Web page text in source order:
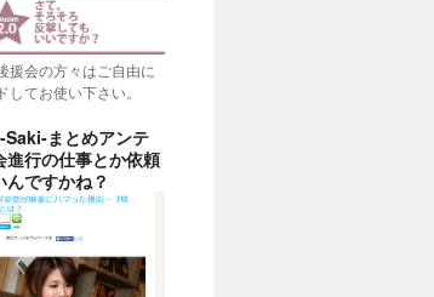
援会の方々はご自由に
してお使い下さい。
Saki-まとめアンテ
進行の仕事とか依頼
んですかね？